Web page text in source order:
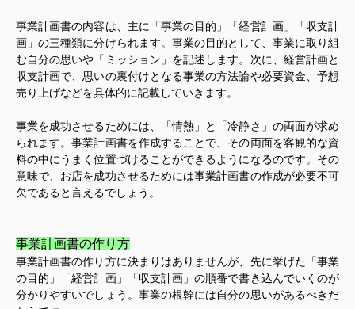
事業計画書の内容は、主に「事業の目的」「経営計画」「収支計
画」の三種類に分けられます。事業の目的として、事業に取り組
む自分の思いや「ミッション」を記述します。次に、経営計画と
収支計画で、思いの裏付けとなる事業の方法論や必要資金、予想
売り上げなどを具体的に記載していきます。
事業を成功させるためには、「情熱」と「冷静さ」の両面が求め
られます。事業計画書を作成することで、その両面を客観的な資
料の中にうまく位置づけることができるようになるのです。その
意味で、お店を成功させるためには事業計画書の作成が必要不可
欠であると言えるでしょう。
事業計画書の作り方
事業計画書の作り方に決まりはありませんが、先に挙げた「事業
の目的」「経営計画」「収支計画」の順番で書き込んでいくのが
分かりやすいでしょう。事業の根幹には自分の思いがあるべきだ